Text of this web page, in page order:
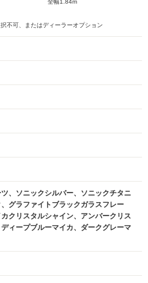
全幅1.84m
不可、またはディーラーオプション
、ソニックシルバー、ソニックチタニ
グラファイトブラックガラスフレー
クリスタルシャイン、アンバークリス
ィープブルーマイカ、ダークグレーマ